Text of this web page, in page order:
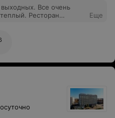
Все очень
Ресторан
Еще